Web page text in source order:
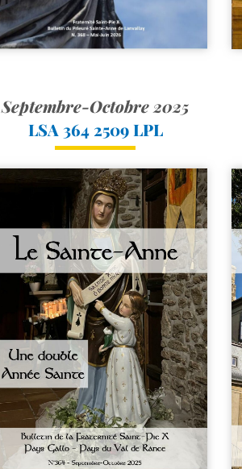
Septembre-Octobre 2025
LSA 364 2509 LPL